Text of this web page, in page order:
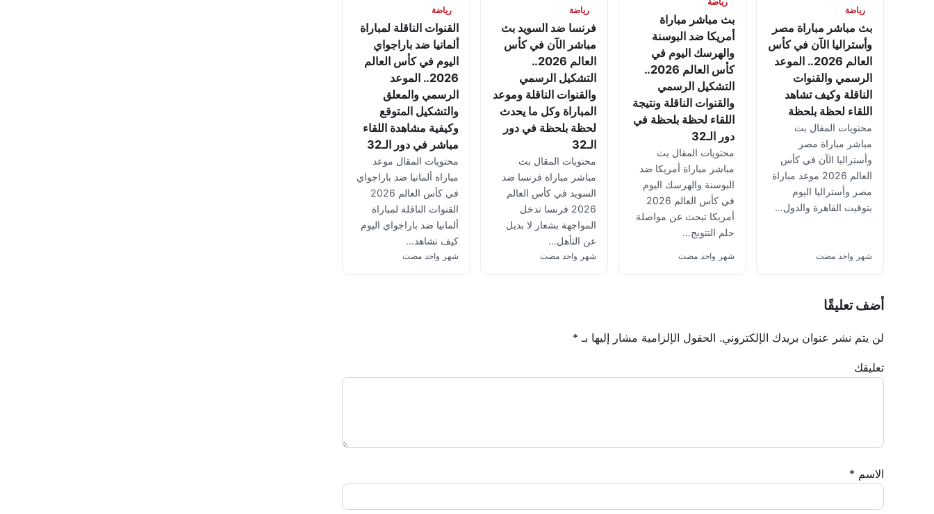
رياضة
بث مباشر مباراة مصر
وأستراليا الآن في كأس
العالم 2026.. الموعد
الرسمي والقنوات
الناقلة وكيف تشاهد
اللقاء لحظة بلحظة
محتويات المقال بث
مباشر مباراة مصر
وأستراليا الآن في كأس
العالم 2026 موعد مباراة
مصر وأستراليا اليوم
بتوقيت القاهرة والدول…
شهر واحد مضت
بث مباشر مباراة
أمريكا ضد البوسنة
والهرسك اليوم في
كأس العالم 2026..
التشكيل الرسمي
والقنوات الناقلة ونتيجة
اللقاء لحظة بلحظة في
دور الـ32
محتويات المقال بث
مباشر مباراة أمريكا ضد
البوسنة والهرسك اليوم
في كأس العالم 2026
أمريكا تبحث عن مواصلة
حلم التتويج…
شهر واحد مضت
رياضة
فرنسا ضد السويد بث
مباشر الآن في كأس
العالم 2026..
التشكيل الرسمي
والقنوات الناقلة وموعد
المباراة وكل ما يحدث
لحظة بلحظة في دور
الـ32
محتويات المقال بث
مباشر مباراة فرنسا ضد
السويد في كأس العالم
2026 فرنسا تدخل
المواجهة بشعار لا بديل
عن التأهل…
شهر واحد مضت
رياضة
القنوات الناقلة لمباراة
ألمانيا ضد باراجواي
اليوم في كأس العالم
2026.. الموعد
الرسمي والمعلق
والتشكيل المتوقع
وكيفية مشاهدة اللقاء
مباشر في دور الـ32
محتويات المقال موعد
مباراة ألمانيا ضد باراجواي
في كأس العالم 2026
القنوات الناقلة لمباراة
ألمانيا ضد باراجواي اليوم
كيف تشاهد…
شهر واحد مضت
أضف تعليقًا
لن يتم نشر عنوان بريدك الإلكتروني. الحقول الإلزامية مشار إليها بـ *
تعليقك
الاسم *